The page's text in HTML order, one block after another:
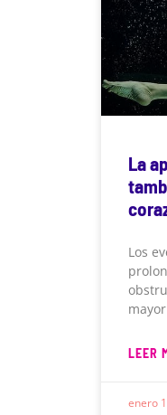
La
Los
LEER
enero